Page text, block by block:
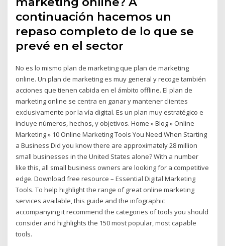
continuación hacemos un
repaso completo de lo que se
prevé en el sector
No es lo mismo plan de marketing que plan de marketing
online. Un plan de marketing es muy general y recoge también
acciones que tienen cabida en el ámbito offline. El plan de
marketing online se centra en ganar y mantener clientes
exclusivamente por la vía digital. Es un plan muy estratégico e
incluye números, hechos, y objetivos. Home » Blog » Online
Marketing » 10 Online Marketing Tools You Need When Starting
a Business Did you know there are approximately 28 million
small businesses in the United States alone? With a number
like this, all small business owners are looking for a competitive
edge. Download free resource – Essential Digital Marketing
Tools. To help highlight the range of great online marketing
services available, this guide and the infographic
accompanying it recommend the categories of tools you should
consider and highlights the 150 most popular, most capable
tools.